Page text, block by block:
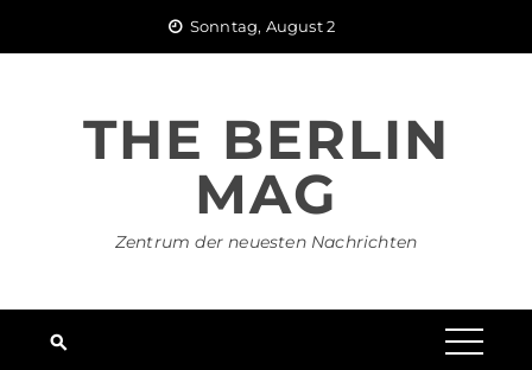
Sonntag, August 2
THE BERLIN
MAG
Zentrum der neuesten Nachrichten